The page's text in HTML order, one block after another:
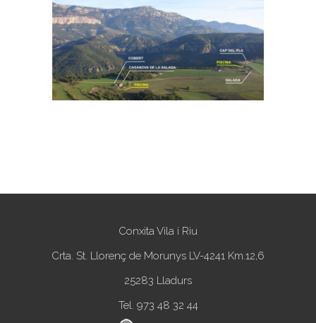
Conxita Vila i Riu
Crta. St. Llorenç de Morunys LV-4241 Km.12,6
25283 Lladurs
Tel. 973 48 32 44